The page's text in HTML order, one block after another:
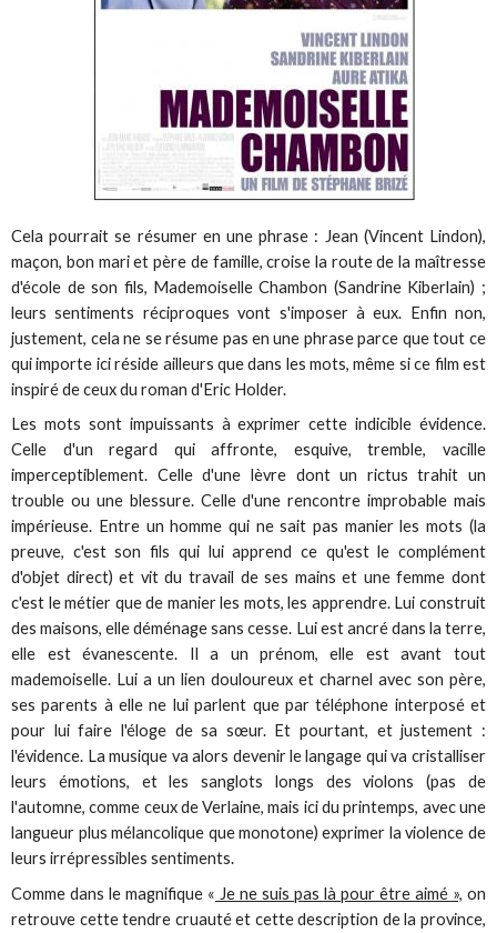
Cela pourrait se résumer en une phrase : Jean (Vincent Lindon),
maçon, bon mari et père de famille, croise la route de la maîtresse
d'école de son fils, Mademoiselle Chambon (Sandrine Kiberlain) ;
leurs sentiments réciproques vont s'imposer à eux. Enfin non,
justement, cela ne se résume pas en une phrase parce que tout ce
qui importe ici réside ailleurs que dans les mots, même si ce film est
inspiré de ceux du roman d'Eric Holder.
Les mots sont impuissants à exprimer cette indicible évidence.
Celle d'un regard qui affronte, esquive, tremble, vacille
imperceptiblement. Celle d'une lèvre dont un rictus trahit un
trouble ou une blessure. Celle d'une rencontre improbable mais
impérieuse. Entre un homme qui ne sait pas manier les mots (la
preuve, c'est son fils qui lui apprend ce qu'est le complément
d'objet direct) et vit du travail de ses mains et une femme dont
c'est le métier que de manier les mots, les apprendre. Lui construit
des maisons, elle déménage sans cesse. Lui est ancré dans la terre,
elle est évanescente. Il a un prénom, elle est avant tout
mademoiselle. Lui a un lien douloureux et charnel avec son père,
ses parents à elle ne lui parlent que par téléphone interposé et
pour lui faire l'éloge de sa sœur. Et pourtant, et justement :
l'évidence. La musique va alors devenir le langage qui va cristalliser
leurs émotions, et les sanglots longs des violons (pas de
l'automne, comme ceux de Verlaine, mais ici du printemps, avec une
langueur plus mélancolique que monotone) exprimer la violence de
leurs irrépressibles sentiments.
Comme dans le magnifique « Je ne suis pas là pour être aimé », on
retrouve cette tendre cruauté et cette description de la province,